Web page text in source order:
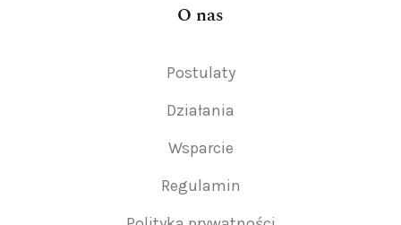
O nas
Postulaty
Działania
Wsparcie
Regulamin